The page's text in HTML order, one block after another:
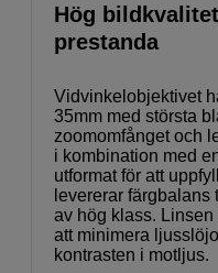
Hög
prestanda
Vidvinkelobjektivet
35mm med största
zoomomfånget och
i kombination med
utformat för att
levererar
av hög klass.
att minimera
kontrasten i motljus.